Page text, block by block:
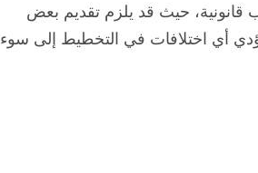
قانونية، حيث قد يلزم تقديم بعض
أي اختلافات في التخطيط إلى سوء